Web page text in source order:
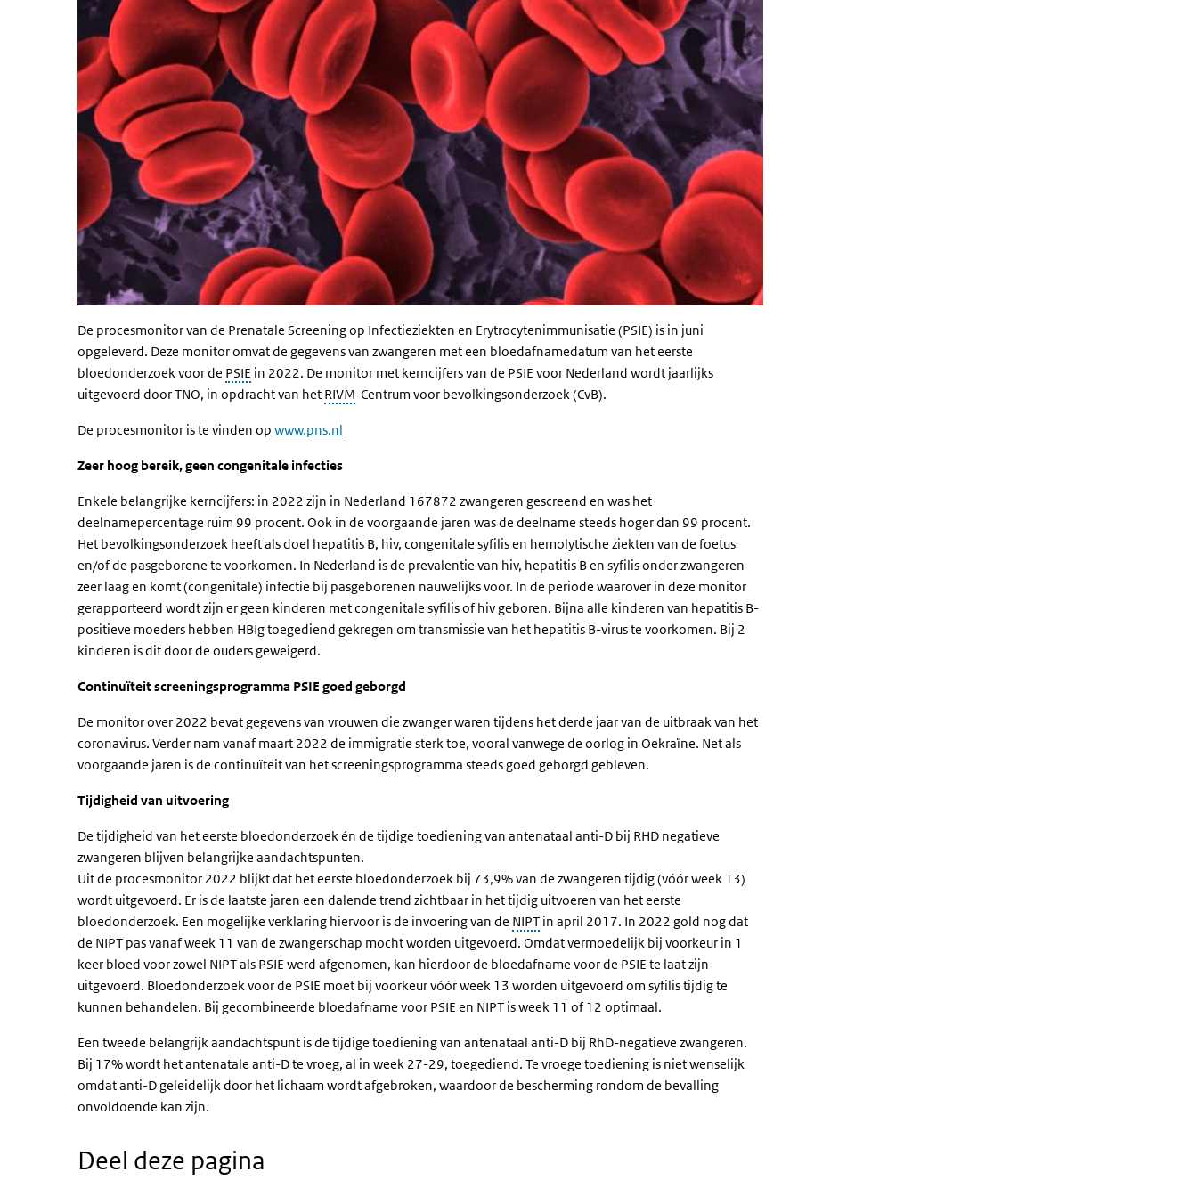
De procesmonitor van de Prenatale Screening op Infectieziekten en Erytrocytenimmunisatie (PSIE) is in juni
opgeleverd. Deze monitor omvat de gegevens van zwangeren met een bloedafnamedatum van het eerste
bloedonderzoek voor de PSIE in 2022. De monitor met kerncijfers van de PSIE voor Nederland wordt jaarlijks
uitgevoerd door TNO, in opdracht van het RIVM-Centrum voor bevolkingsonderzoek (CvB).
De procesmonitor is te vinden op www.pns.nl
Zeer hoog bereik, geen congenitale infecties
Enkele belangrijke kerncijfers: in 2022 zijn in Nederland 167872 zwangeren gescreend en was het
deelnamepercentage ruim 99 procent. Ook in de voorgaande jaren was de deelname steeds hoger dan 99 procent.
Het bevolkingsonderzoek heeft als doel hepatitis B, hiv, congenitale syfilis en hemolytische ziekten van de foetus
en/of de pasgeborene te voorkomen. In Nederland is de prevalentie van hiv, hepatitis B en syfilis onder zwangeren
zeer laag en komt (congenitale) infectie bij pasgeborenen nauwelijks voor. In de periode waarover in deze monitor
gerapporteerd wordt zijn er geen kinderen met congenitale syfilis of hiv geboren. Bijna alle kinderen van hepatitis B-
positieve moeders hebben HBIg toegediend gekregen om transmissie van het hepatitis B-virus te voorkomen. Bij 2
kinderen is dit door de ouders geweigerd.
Continuïteit screeningsprogramma PSIE goed geborgd
De monitor over 2022 bevat gegevens van vrouwen die zwanger waren tijdens het derde jaar van de uitbraak van het
coronavirus. Verder nam vanaf maart 2022 de immigratie sterk toe, vooral vanwege de oorlog in Oekraïne. Net als
voorgaande jaren is de continuïteit van het screeningsprogramma steeds goed geborgd gebleven.
Tijdigheid van uitvoering
De tijdigheid van het eerste bloedonderzoek én de tijdige toediening van antenataal anti-D bij RHD negatieve
zwangeren blijven belangrijke aandachtspunten.
Uit de procesmonitor 2022 blijkt dat het eerste bloedonderzoek bij 73,9% van de zwangeren tijdig (vóór week 13)
wordt uitgevoerd. Er is de laatste jaren een dalende trend zichtbaar in het tijdig uitvoeren van het eerste
bloedonderzoek. Een mogelijke verklaring hiervoor is de invoering van de NIPT in april 2017. In 2022 gold nog dat
de NIPT pas vanaf week 11 van de zwangerschap mocht worden uitgevoerd. Omdat vermoedelijk bij voorkeur in 1
keer bloed voor zowel NIPT als PSIE werd afgenomen, kan hierdoor de bloedafname voor de PSIE te laat zijn
uitgevoerd. Bloedonderzoek voor de PSIE moet bij voorkeur vóór week 13 worden uitgevoerd om syfilis tijdig te
kunnen behandelen. Bij gecombineerde bloedafname voor PSIE en NIPT is week 11 of 12 optimaal.
Een tweede belangrijk aandachtspunt is de tijdige toediening van antenataal anti-D bij RhD-negatieve zwangeren.
Bij 17% wordt het antenatale anti-D te vroeg, al in week 27-29, toegediend. Te vroege toediening is niet wenselijk
omdat anti-D geleidelijk door het lichaam wordt afgebroken, waardoor de bescherming rondom de bevalling
onvoldoende kan zijn.
Deel deze pagina